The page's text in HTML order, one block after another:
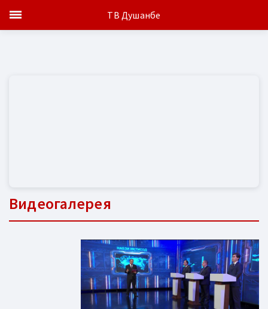
Видеогалерея
ТВ Душанбе